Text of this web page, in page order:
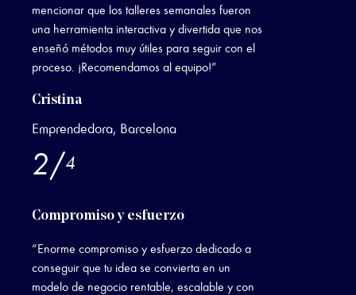
mencionar que los talleres semanales fueron
una herramienta interactiva y divertida que nos
enseñó métodos muy útiles para seguir con el
proceso. ¡Recomendamos al equipo!”
Cristina
Emprendedora, Barcelona
2/4
Compromiso y esfuerzo
“Enorme compromiso y esfuerzo dedicado a
conseguir que tu idea se convierta en un
modelo de negocio rentable, escalable y con